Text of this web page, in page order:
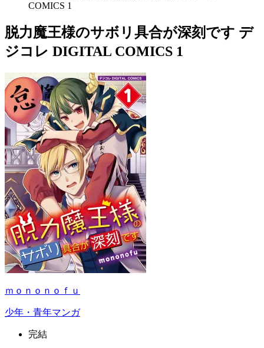
COMICS 1
脱力魔王様のサボリ具合が深刻です デ
ジコレ DIGITAL COMICS 1
ｍｏｎｏｎｏｆｕ
少年・青年マンガ
完結